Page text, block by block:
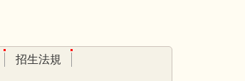
招生法規